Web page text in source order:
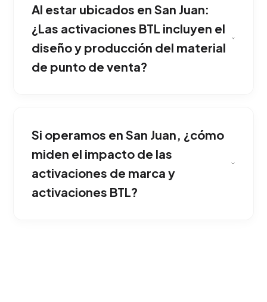
fabricamos la indumentaria corporativa,
proveemos tecnología interactiva (pantallas
táctiles, realidad virtual) y seleccionamos a los
promotores. Una ventaja corporativa sólida si
tu empresa opera en San Juan.
Al estar ubicados en San Juan:
¿Las activaciones BTL incluyen el
diseño y producción del material
de punto de venta?
Instagram exclusivos en la locación o hashtags
virales para que la gente documente la
experiencia en sus propias redes sociales.
Esta estrategia ha demostrado una gran
eficacia comercial en San Juan.
Si operamos en San Juan, ¿cómo
miden el impacto de las
activaciones de marca y
activaciones BTL?